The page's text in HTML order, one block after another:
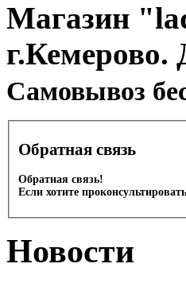
Магазин
г.Кемерово.
Cамовывоз
Обратная связь
Обратная связь!
Если хотите
Новости